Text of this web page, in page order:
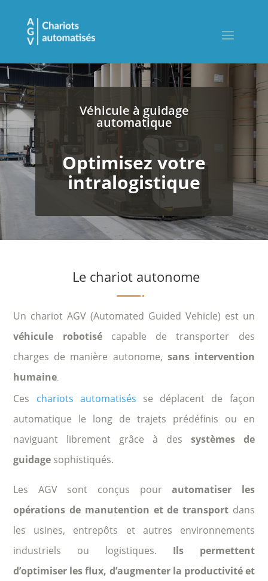
Véhicule à guidage
automatique
Optimisez votre
intralogistique
Le chariot autonome
Un chariot AGV (Automated Guided Vehicle) est un
véhicule robotisécapable de transporter des
charges de manière autonome, sans intervention
humaine
Ces chariots automatisés se déplacent de façon
automatique le long de trajets prédéfinis ou en
naviguant librement grâce à des systèmes de
guidage sophistiqués.
Les AGV sont conçus pourautomatiser les
opérations de manutention et de transportdans
les usines, entrepôts et autres environnements
industriels ou logistiques. Ils permettent
d’optimiser les flux, d’augmenter la productivité et